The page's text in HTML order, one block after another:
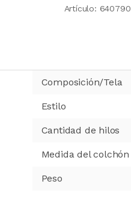
Artículo: 640790
Composición/Tela
Estilo
Cantidad de hilos
Medida del colchón
Peso